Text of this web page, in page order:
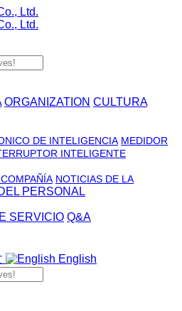
ORGANIZATION CULTURA
DE INTELIGENCIA MEDIDOR
INTELIGENTE
NOTICIAS DE LA
PERSONAL
SERVICIO Q&A
English